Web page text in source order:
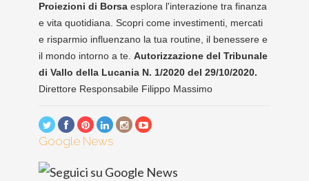
Proiezioni di Borsa esplora l'interazione tra finanza
e vita quotidiana. Scopri come investimenti, mercati
e risparmio influenzano la tua routine, il benessere e
il mondo intorno a te. Autorizzazione del Tribunale
di Vallo della Lucania N. 1/2020 del 29/10/2020.
Direttore Responsabile Filippo Massimo
Google News